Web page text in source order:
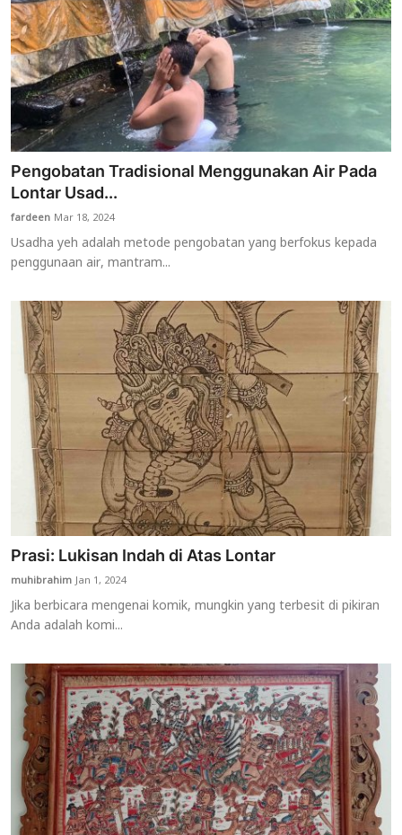
Pengobatan Tradisional Menggunakan Air Pada
Lontar Usad...
fardeen Mar 18, 2024
Usadha yeh adalah metode pengobatan yang berfokus kepada
penggunaan air, mantram...
Prasi: Lukisan Indah di Atas Lontar
muhibrahimJan 1, 2024
Jika berbicara mengenai komik, mungkin yang terbesit di pikiran
Anda adalah komi...